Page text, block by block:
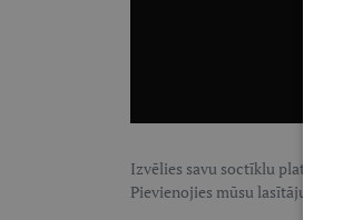
Izvēlies savu soctīklu
Pievienojies mūsu lasītāju